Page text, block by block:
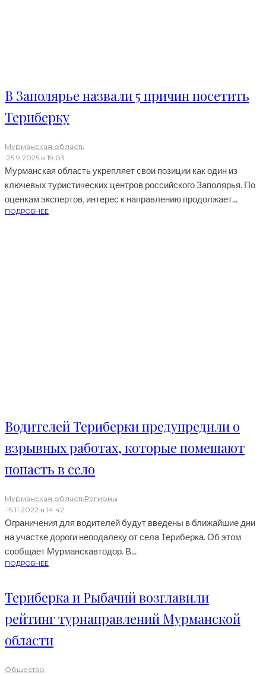
В Заполярье назвали 5 причин посетить
Териберку
Мурманская область
·25.9.2025 в 19:03
Мурманская область укрепляет свои позиции как один из
ключевых туристических центров российского Заполярья. По
оценкам экспертов, интерес к направлению продолжает...
ПОДРОБНЕЕ
Водителей Териберки предупредили о
взрывных работах, которые помешают
попасть в село
Мурманская областьРегионы
·15.11.2022 в 14:42
Ограничения для водителей будут введены в ближайшие дни
на участке дороги неподалеку от села Териберка. Об этом
сообщает Мурманскавтодор. В...
ПОДРОБНЕЕ
Териберка и Рыбачий возглавили
рейтинг турнаправлений Мурманской
области
Общество